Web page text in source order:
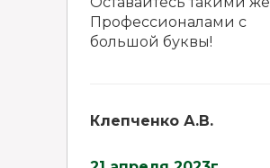
Профессионалами с
большой буквы!
Клепченко А.В.